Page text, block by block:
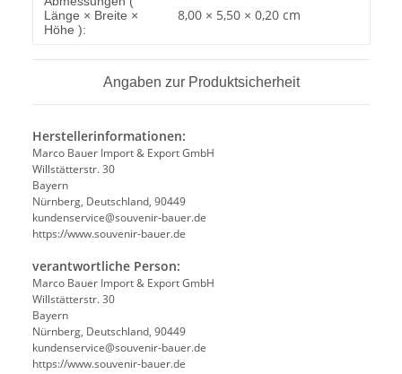
Länge × Breite ×
Höhe ):
8,00 × 5,50 × 0,20 cm
Angaben zur Produktsicherheit
Herstellerinformationen:
Marco Bauer Import & Export GmbH
Willstätterstr. 30
Bayern
Nürnberg, Deutschland, 90449
kundenservice@souvenir-bauer.de
https://www.souvenir-bauer.de
verantwortliche Person:
Marco Bauer Import & Export GmbH
Willstätterstr. 30
Bayern
Nürnberg, Deutschland, 90449
kundenservice@souvenir-bauer.de
https://www.souvenir-bauer.de